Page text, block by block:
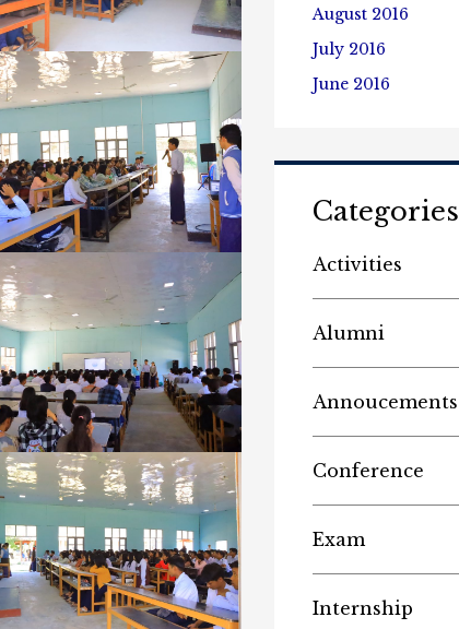
August 2016
July 2016
June 2016
Categories
Activities
Alumni
Annoucements
Conference
Exam
Internship